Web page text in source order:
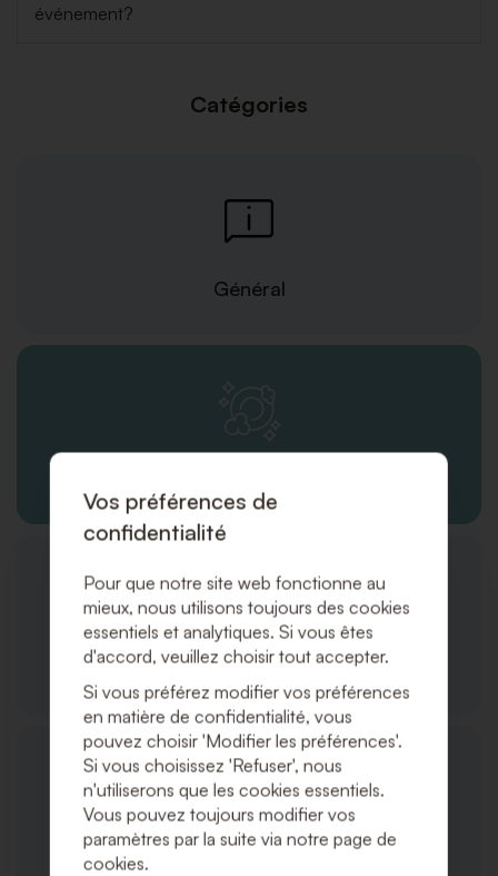
événement?
Catégories
Général
Commandes et Expédition
Vos préférences de
confidentialité
Pour que notre site web fonctionne au
mieux, nous utilisons toujours des cookies
essentiels et analytiques. Si vous êtes
d'accord, veuillez choisir tout accepter.
Si vous préférez modifier vos préférences
en matière de confidentialité, vous
pouvez choisir 'Modifier les préférences'.
Si vous choisissez 'Refuser', nous
n'utiliserons que les cookies essentiels.
Vous pouvez toujours modifier vos
paramètres par la suite via notre page de
cookies.